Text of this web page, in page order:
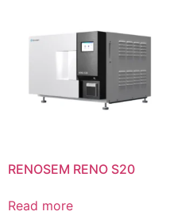
RENOSEM RENO S20
Read more